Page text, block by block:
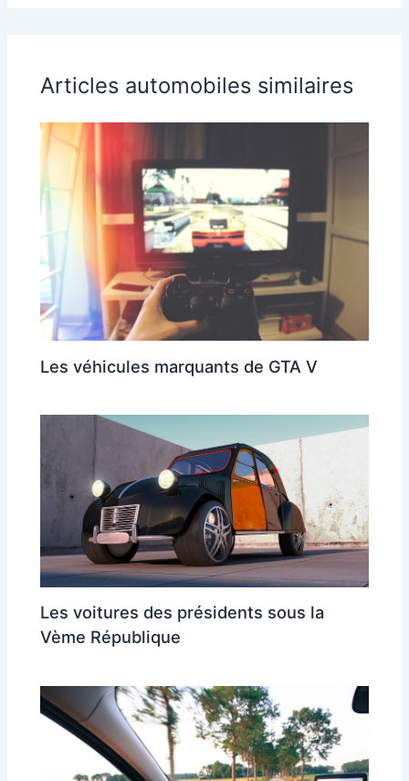
Articles automobiles similaires
Les véhicules marquants de GTA V
Les voitures des présidents sous la
Vème République